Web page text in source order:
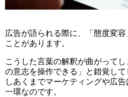
広告が語られる際に、「態度変
ことがあります。
こうした言葉の解釈が曲がって
の意志を操作できる」と錯覚し
しあくまでマーケティングや広
一環なのです。